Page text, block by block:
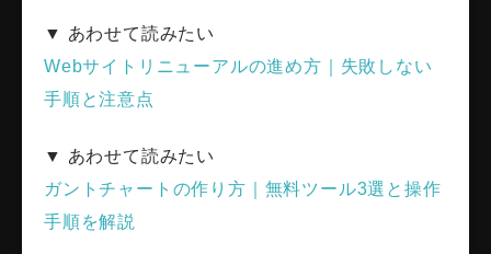
▼ あわせて読みたい
Webサイトリニューアルの進め方｜失敗しない
手順と注意点
▼ あわせて読みたい
ガントチャートの作り方｜無料ツール3選と操作
手順を解説